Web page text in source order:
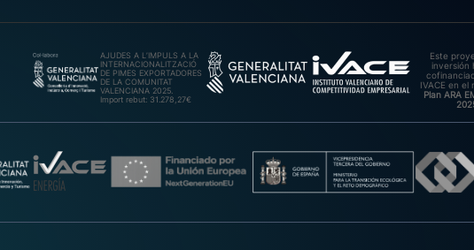
AJUDES A L’IMPULS A LA
INTERNACIONALITZACIÓ
DE PIMES EXPORTADORES
DE LA COMUNITAT
VALENCIANA 2025.
Import rebut: 31.278,27€
Este
inversión
IVACE en el
Plan ARA